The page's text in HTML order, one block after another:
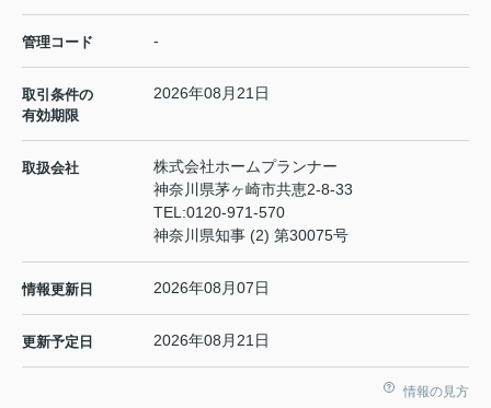
管理コード -
取引条件の
有効期限
2026年08月21日
取扱会社
株式会社ホームプランナー
神奈川県茅ヶ崎市共恵2-8-33
TEL:0120-971-570
神奈川県知事 (2) 第30075号
情報更新日 2026年08月07日
更新予定日 2026年08月21日
情報の見方